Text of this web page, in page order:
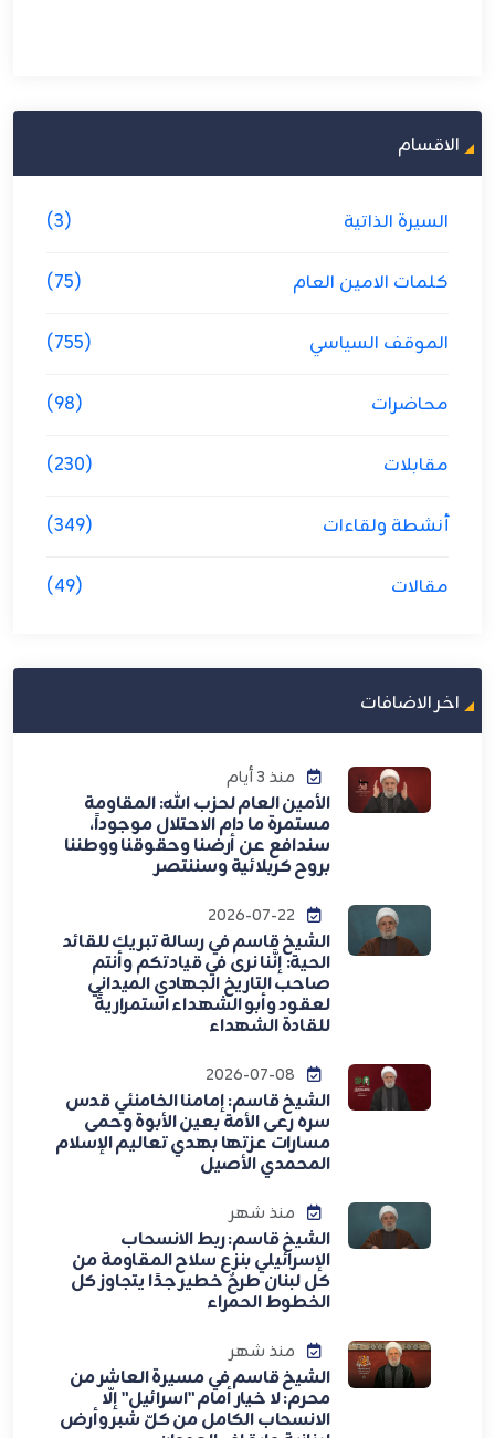
الاقسام
السيرة الذاتية (3)
كلمات الامين العام (75)
الموقف السياسي (755)
محاضرات (98)
مقابلات (230)
أنشطة ولقاءات (349)
مقالات (49)
اخر الاضافات
منذ 3 أيام
الأمين العام لحزب الله: المقاومة
مستمرة ما دام الاحتلال موجوداً،
سندافع عن أرضنا وحقوقنا ووطننا
بروح كربلائية وسننتصر
الشيخ قاسم في رسالة تبريك للقائد
الحية: إنَّنا نرى في قيادتكم وأنتم
صاحب التاريخ الجهادي الميداني
لعقود وأبو الشهداء استمراريةً
للقادة الشهداء
الشيخ قاسم: إمامنا الخامنئي قدس
سره رعى الأمة بعين الأبوة وحمى
مسارات عزتها بهدي تعاليم الإسلام
المحمدي الأصيل
منذ شهر
الشيخ قاسم: ربط الانسحاب
الإسرائيلي بنزع سلاح المقاومة من
كل لبنان طرحٌ خطير جدًا يتجاوز كل
الخطوط الحمراء
منذ شهر
الشيخ قاسم في مسيرة العاشر من
محرم: لا خيار أمام "اسرائيل" إلّا
الانسحاب الكامل من كلّ شبر وأرض